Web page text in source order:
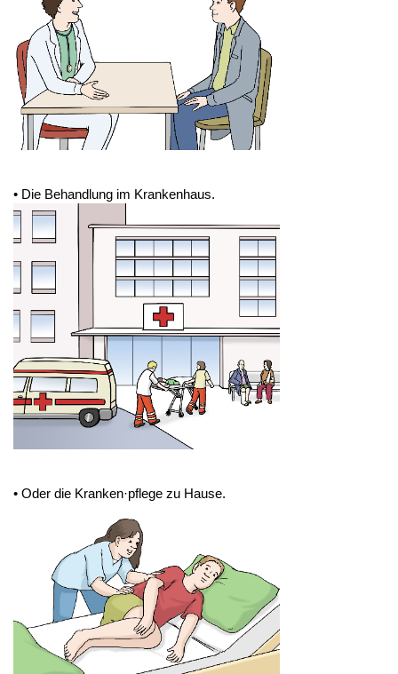
• Die Behandlung im Krankenhaus.
• Oder die Kranken·pflege zu Hause.